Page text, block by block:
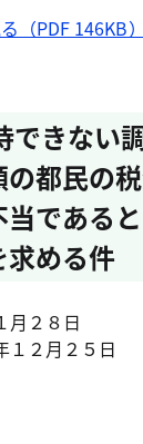
（PDF 146KB）
できない
都民の
である
求める件
月２８日
１２月２５日